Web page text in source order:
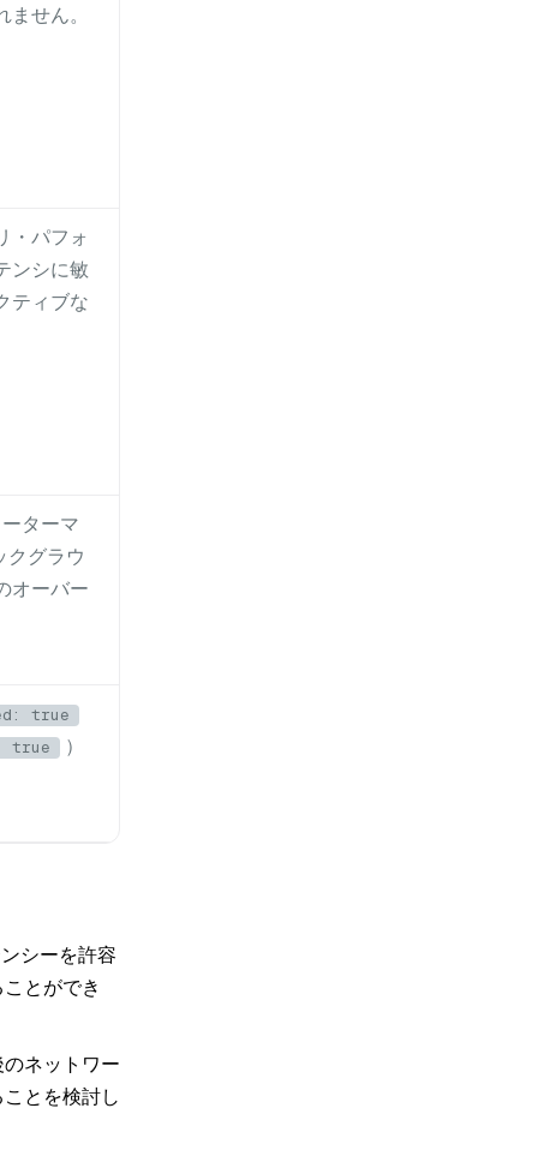
せん。
・パフォ
ンシに敏
ティブな
ターマ
クグラウ
オーバー
true
true
）
シーを許容
とができ
ネットワー
とを検討し